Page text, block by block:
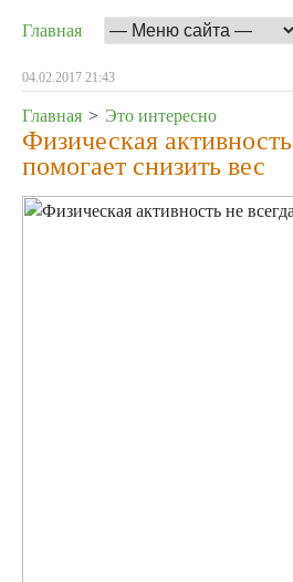
Главная
04.02.2017 21:43
Главная > Это интересно
Физическая
помогает снизить вес